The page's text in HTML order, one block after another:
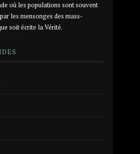
où les populations sont souvent
les mensonges des mass-
soit écrite la Vérité.